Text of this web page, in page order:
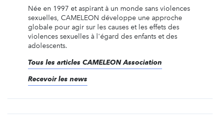
Née en 1997 et aspirant à un monde sans violences
sexuelles, CAMELEON développe une approche
globale pour agir sur les causes et les effets des
violences sexuelles à l'égard des enfants et des
adolescents.
Tous les articles CAMELEON Association
Recevoir les news